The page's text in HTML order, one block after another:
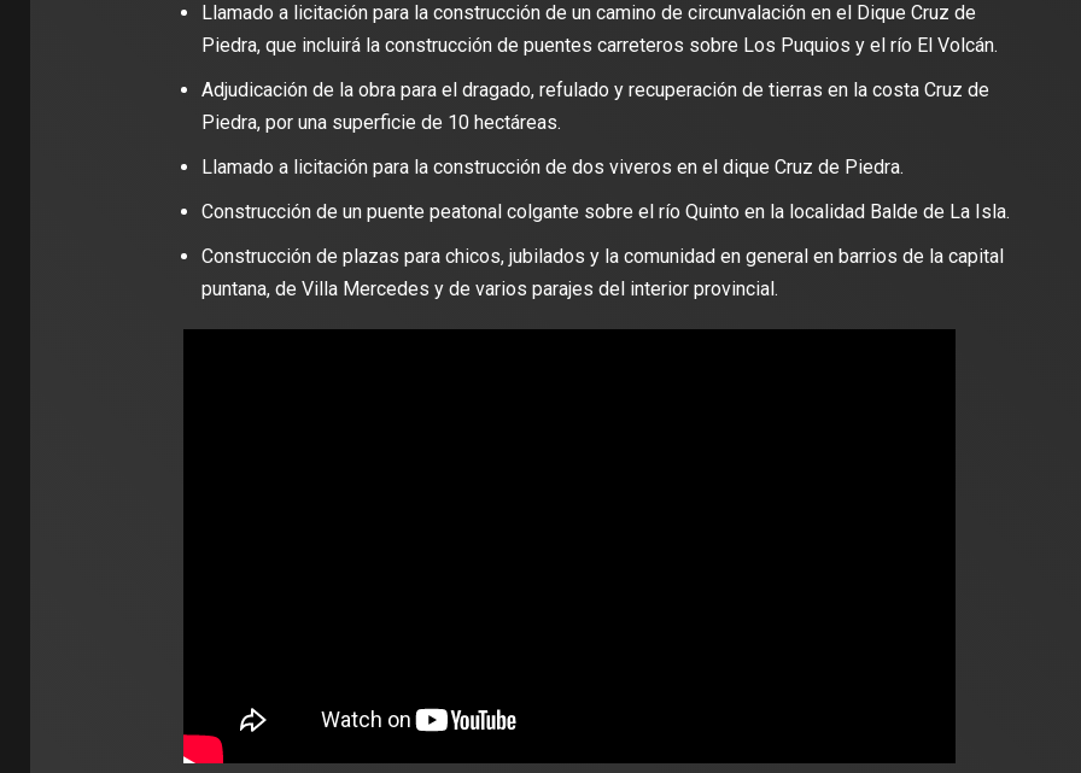
Llamado a licitación para la construcción de un camino de circunvalación en el Dique Cruz de
Piedra, que incluirá la construcción de puentes carreteros sobre Los Puquios y el río El Volcán.
Adjudicación de la obra para el dragado, refulado y recuperación de tierras en la costa Cruz de
Piedra, por una superficie de 10 hectáreas.
Llamado a licitación para la construcción de dos viveros en el dique Cruz de Piedra.
Construcción de un puente peatonal colgante sobre el río Quinto en la localidad Balde de La Isla.
Construcción de plazas para chicos, jubilados y la comunidad en general en barrios de la capital
puntana, de Villa Mercedes y de varios parajes del interior provincial.